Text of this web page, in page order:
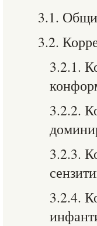
3.1.
3.2.
3.2.1.
3.2.2.
3.2.3.
3.2.4.